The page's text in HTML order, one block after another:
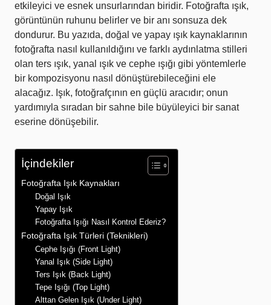
etkileyici ve esnek unsurlarından biridir. Fotoğrafta ışık,
görüntünün ruhunu belirler ve bir anı sonsuza dek
dondurur. Bu yazıda, doğal ve yapay ışık kaynaklarının
fotoğrafta nasıl kullanıldığını ve farklı aydınlatma stilleri
olan ters ışık, yanal ışık ve cephe ışığı gibi yöntemlerle
bir kompozisyonu nasıl dönüştürebileceğini ele
alacağız. Işık, fotoğrafçının en güçlü aracıdır; onun
yardımıyla sıradan bir sahne bile büyüleyici bir sanat
eserine dönüşebilir.
İçindekiler
Fotoğrafta Işık Kaynakları
Doğal Işık
Yapay Işık
Fotoğrafta Işığı Nasıl Kontrol Ederiz?
Fotoğrafta Işık Türleri (Teknikleri)
Cephe Işığı (Front Light)
Yanal Işık (Side Light)
Ters Işık (Back Light)
Tepe Işığı (Top Light)
Alttan Gelen Işık (Under Light)